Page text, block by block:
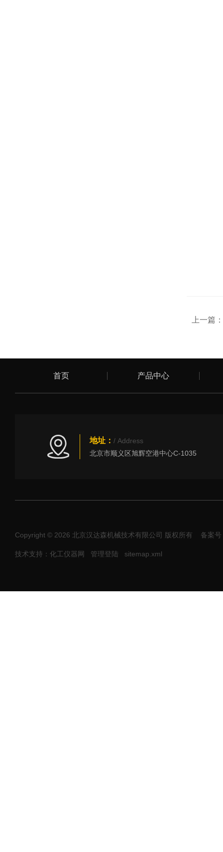
上一篇：
首页 产品中心
地址： / Address
北京市顺义区旭辉空港中心C-1035
Copyright © 2026 北京汉达森机械技术有限公司 版权所有 备案
技术支持：化工仪器网 管理登陆 sitemap.xml